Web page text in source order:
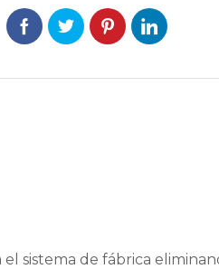
sistema de fábrica